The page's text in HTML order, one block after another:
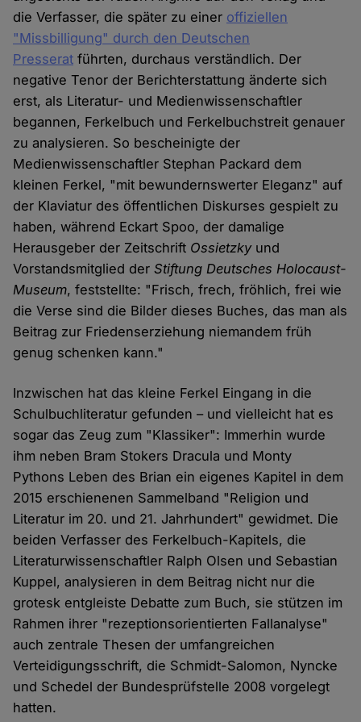
die Verfasser, die später zu einer offiziellen
"Missbilligung" durch den Deutschen
Presserat führten, durchaus verständlich. Der
negative Tenor der Berichterstattung änderte sich
erst, als Literatur- und Medienwissenschaftler
begannen, Ferkelbuch und Ferkelbuchstreit genauer
zu analysieren. So bescheinigte der
Medienwissenschaftler Stephan Packard dem
kleinen Ferkel, "mit bewundernswerter Eleganz" auf
der Klaviatur des öffentlichen Diskurses gespielt zu
haben, während Eckart Spoo, der damalige
Herausgeber der Zeitschrift Ossietzkyund
Vorstandsmitglied derStiftung Deutsches Holocaust-
Museum, feststellte: "Frisch, frech, fröhlich, frei wie
die Verse sind die Bilder dieses Buches, das man als
Beitrag zur Friedenserziehung niemandem früh
genug schenken kann."
Inzwischen hat das kleine Ferkel Eingang in die
Schulbuchliteratur gefunden – und vielleicht hat es
sogar das Zeug zum "Klassiker": Immerhin wurde
ihm neben Bram Stokers Dracula und Monty
Pythons Leben des Brian ein eigenes Kapitel in dem
2015 erschienenen Sammelband "Religion und
Literatur im 20. und 21. Jahrhundert" gewidmet. Die
beiden Verfasser des Ferkelbuch-Kapitels, die
Literaturwissenschaftler Ralph Olsen und Sebastian
Kuppel, analysieren in dem Beitrag nicht nur die
grotesk entgleiste Debatte zum Buch, sie stützen im
Rahmen ihrer "rezeptionsorientierten Fallanalyse"
auch zentrale Thesen der umfangreichen
Verteidigungsschrift, die Schmidt-Salomon, Nyncke
und Schedel der Bundesprüfstelle 2008 vorgelegt
hatten.